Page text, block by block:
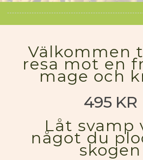
Välkommen
resa mot en
mage och
495 KR
Låt svamp
något du
skogen